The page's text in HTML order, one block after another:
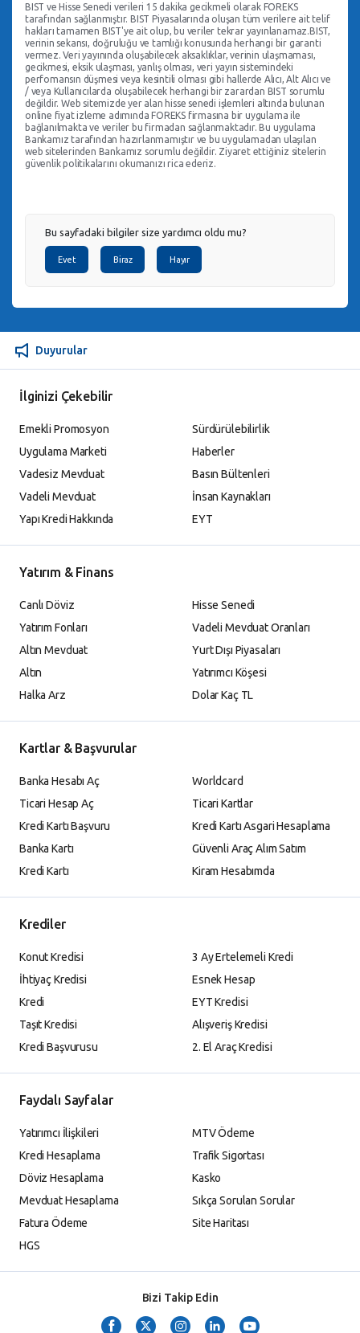
BIST ve Hisse Senedi verileri 15 dakika gecikmeli olarak FOREKS
tarafından sağlanmıştır. BIST Piyasalarında oluşan tüm verilere ait telif
hakları tamamen BIST'ye ait olup, bu veriler tekrar yayınlanamaz.BIST,
verinin sekansı, doğruluğu ve tamlığı konusunda herhangi bir garanti
vermez. Veri yayınında oluşabilecek aksaklıklar, verinin ulaşmaması,
gecikmesi, eksik ulaşması, yanlış olması, veri yayın sistemindeki
perfomansın düşmesi veya kesintili olması gibi hallerde Alıcı, Alt Alıcı ve
/ veya Kullanıcılarda oluşabilecek herhangi bir zarardan BIST sorumlu
değildir. Web sitemizde yer alan hisse senedi işlemleri altında bulunan
online fiyat izleme adımında FOREKS firmasına bir uygulama ile
bağlanılmakta ve veriler bu firmadan sağlanmaktadır. Bu uygulama
Bankamız tarafından hazırlanmamıştır ve bu uygulamadan ulaşılan
web sitelerinden Bankamız sorumlu değildir. Ziyaret ettiğiniz sitelerin
güvenlik politikalarını okumanızı rica ederiz.
Bu sayfadaki bilgiler size yardımcı oldu mu?
Evet Biraz Hayır
Duyurular
İlginizi Çekebilir
Emekli Promosyon
Uygulama Marketi
Vadesiz Mevduat
Vadeli Mevduat
Yapı Kredi Hakkında
Sürdürülebilirlik
Haberler
Basın Bültenleri
İnsan Kaynakları
EYT
Yatırım & Finans
Canlı Döviz
Yatırım Fonları
Altın Mevduat
Altın
Halka Arz
Hisse Senedi
Vadeli Mevduat Oranları
Yurt Dışı Piyasaları
Yatırımcı Köşesi
Dolar Kaç TL
Kartlar & Başvurular
Banka Hesabı Aç
Ticari Hesap Aç
Kredi Kartı Başvuru
Banka Kartı
Kredi Kartı
Worldcard
Ticari Kartlar
Kredi Kartı Asgari Hesaplama
Güvenli Araç Alım Satım
Kiram Hesabımda
Krediler
Konut Kredisi
İhtiyaç Kredisi
Kredi
Taşıt Kredisi
Kredi Başvurusu
3 Ay Ertelemeli Kredi
Esnek Hesap
EYT Kredisi
Alışveriş Kredisi
2. El Araç Kredisi
Faydalı Sayfalar
Yatırımcı İlişkileri
Kredi Hesaplama
Döviz Hesaplama
Mevduat Hesaplama
Fatura Ödeme
HGS
MTV Ödeme
Trafik Sigortası
Kasko
Sıkça Sorulan Sorular
Site Haritası
Bizi Takip Edin